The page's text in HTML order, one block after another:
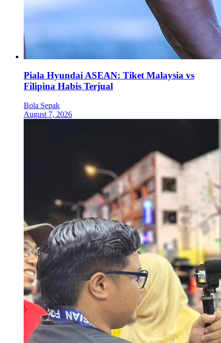
Piala Hyundai ASEAN: Tiket Malaysia vs
Filipina Habis Terjual
Bola Sepak
August 7, 2026